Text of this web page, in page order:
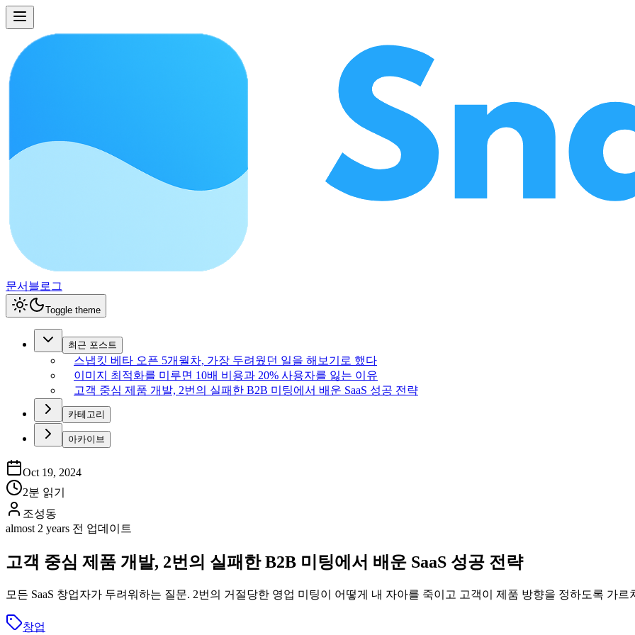
문서 블로그
Toggle theme
최근 포스트
스냅킷 베타 오픈 5개월차, 가장 두려웠던 일을 해보기로 했다
이미지 최적화를 미루면 10배 비용과 20% 사용자를 잃는 이유
고객 중심 제품 개발, 2번의 실패한 B2B 미팅에서 배운 SaaS 성공 전략
카테고리
아카이브
Oct 19, 2024
2분 읽기
조성동
almost 2 years 전 업데이트
고객 중심 제품 개발, 2번의 실패한 B2B 미팅에서 배운 SaaS 성공 전략
모든 SaaS 창업자가 두려워하는 질문. 2번의 거절당한 영업 미팅이 어떻게 내 자아를 죽이고 고객이 제품 방향을 정하도록 가르
창업